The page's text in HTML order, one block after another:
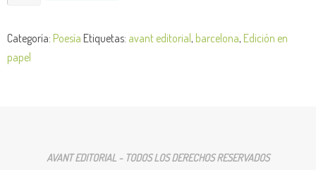
y
cuerpo
y
Categoría: Poesía Etiquetas: avant editorial, barcelona, Edición en
papel
AVANT EDITORIAL - TODOS LOS DERECHOS RESERVADOS